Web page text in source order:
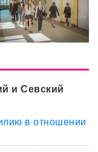
и Севский
в отношении